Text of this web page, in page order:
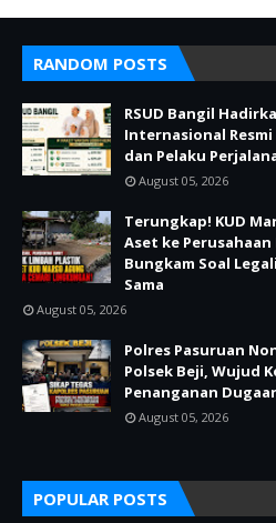
RANDOM POSTS
RSUD Bangil
Internasional
dan Pelaku
August 05, 2026
Terungkap! KUD
Aset ke
Bungkam Soal
Sama
August 05, 2026
Polres Pasuruan
Polsek Beji, Wujud
Penanganan
August 05, 2026
POPULAR POSTS